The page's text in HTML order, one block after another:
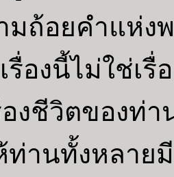
มถ้อยคำแห่
องนี้ไม่ใช่เรื่
องชีวิตขอ
ท่านทั้งหล